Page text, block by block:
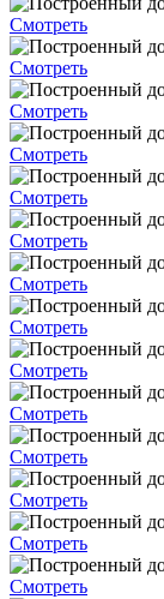
Смотреть
Смотреть
Смотреть
Смотреть
Смотреть
Смотреть
Смотреть
Смотреть
Смотреть
Смотреть
Смотреть
Смотреть
Смотреть
Смотреть